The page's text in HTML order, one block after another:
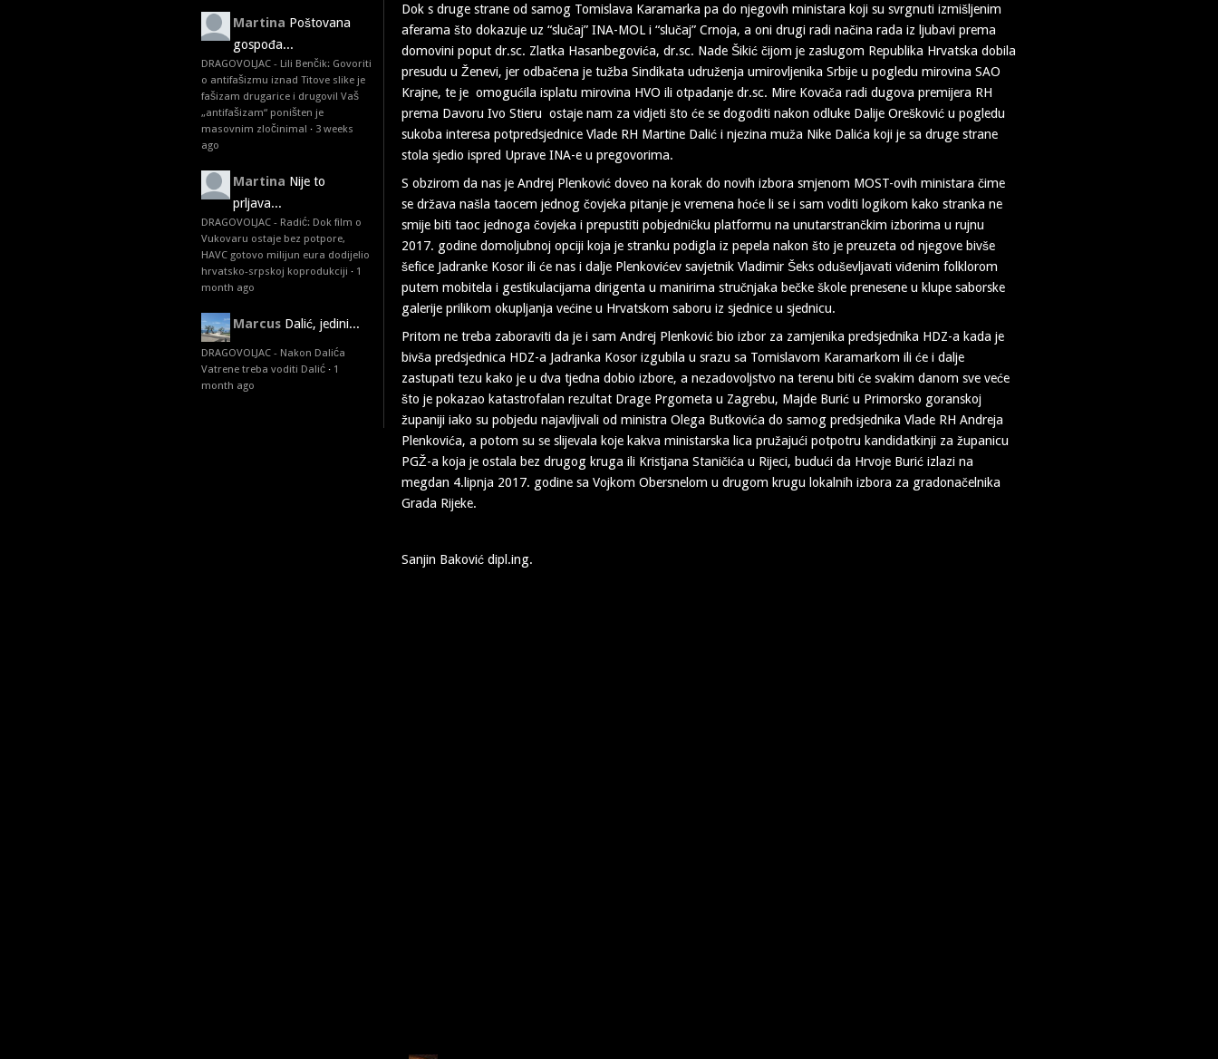
Martina Poštovana
gospođa...
DRAGOVOLJAC - Lili Benčik: Govoriti
o antifašizmu iznad Titove slike je
fašizam drugarice i drugovi! Vaš
„antifašizam“ poništen je
masovnim zločinima! · 3 weeks
ago
Martina Nije to
prljava...
DRAGOVOLJAC - Radić: Dok film o
Vukovaru ostaje bez potpore,
HAVC gotovo milijun eura dodijelio
hrvatsko-srpskoj koprodukciji · 1
month ago
Marcus Dalić, jedini...
DRAGOVOLJAC - Nakon Dalića
Vatrene treba voditi Dalić · 1
month ago
Dok s druge strane od samog Tomislava Karamarka pa do njegovih ministara koji su svrgnuti izmišljenim
aferama što dokazuje uz “slučaj” INA-MOL i “slučaj” Crnoja, a oni drugi radi načina rada iz ljubavi prema
domovini poput dr.sc. Zlatka Hasanbegovića, dr.sc. Nade Šikić čijom je zaslugom Republika Hrvatska dobila
presudu u Ženevi, jer odbačena je tužba Sindikata udruženja umirovljenika Srbije u pogledu mirovina SAO
Krajne, te je omogućila isplatu mirovina HVO ili otpadanje dr.sc. Mire Kovača radi dugova premijera RH
prema Davoru Ivo Stieru ostaje nam za vidjeti što će se dogoditi nakon odluke Dalije Orešković u pogledu
sukoba interesa potpredsjednice Vlade RH Martine Dalić i njezina muža Nike Dalića koji je sa druge strane
stola sjedio ispred Uprave INA-e u pregovorima.
S obzirom da nas je Andrej Plenković doveo na korak do novih izbora smjenom MOST-ovih ministara čime
se država našla taocem jednog čovjeka pitanje je vremena hoće li se i sam voditi logikom kako stranka ne
smije biti taoc jednoga čovjeka i prepustiti pobjedničku platformu na unutarstrančkim izborima u rujnu
2017. godine domoljubnoj opciji koja je stranku podigla iz pepela nakon što je preuzeta od njegove bivše
šefice Jadranke Kosor ili će nas i dalje Plenkovićev savjetnik Vladimir Šeks oduševljavati viđenim folklorom
putem mobitela i gestikulacijama dirigenta u manirima stručnjaka bečke škole prenesene u klupe saborske
galerije prilikom okupljanja većine u Hrvatskom saboru iz sjednice u sjednicu.
Pritom ne treba zaboraviti da je i sam Andrej Plenković bio izbor za zamjenika predsjednika HDZ-a kada je
bivša predsjednica HDZ-a Jadranka Kosor izgubila u srazu sa Tomislavom Karamarkom ili će i dalje
zastupati tezu kako je u dva tjedna dobio izbore, a nezadovoljstvo na terenu biti će svakim danom sve veće
što je pokazao katastrofalan rezultat Drage Prgometa u Zagrebu, Majde Burić u Primorsko goranskoj
županiji iako su pobjedu najavljivali od ministra Olega Butkovića do samog predsjednika Vlade RH Andreja
Plenkovića, a potom su se slijevala koje kakva ministarska lica pružajući potpotru kandidatkinji za županicu
PGŽ-a koja je ostala bez drugog kruga ili Kristjana Staničića u Rijeci, budući da Hrvoje Burić izlazi na
megdan 4.lipnja 2017. godine sa Vojkom Obersnelom u drugom krugu lokalnih izbora za gradonačelnika
Grada Rijeke.
Sanjin Baković dipl.ing.